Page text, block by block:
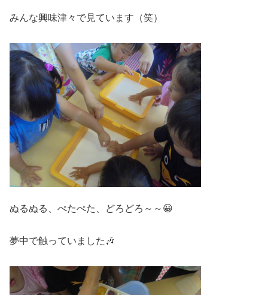
みんな興味津々で見ています（笑）
ぬるぬる、ぺたぺた、どろどろ～～😀
夢中で触っていました🎶